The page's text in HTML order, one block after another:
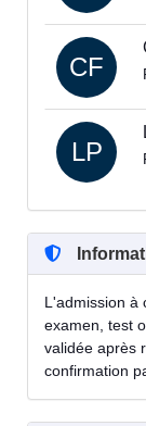
CF
LP
L'admission à
examen, test
validée après
confirmation